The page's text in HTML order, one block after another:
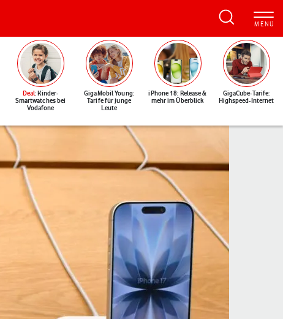
Deal: Kinder-
Smartwatches bei
Vodafone
GigaMobil Young:
Tarife für junge
Leute
iPhone 18: Release &
mehr im Überblick
GigaCube-Tarife:
Highspeed-Internet